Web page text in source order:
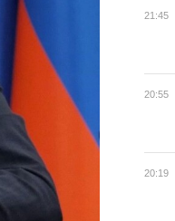
21:45
20:55
20:19